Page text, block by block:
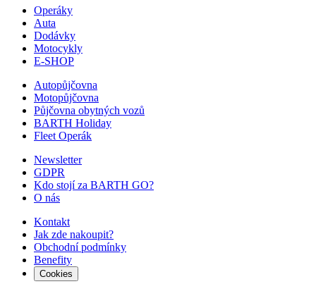
Operáky
Auta
Dodávky
Motocykly
E-SHOP
Autopůjčovna
Motopůjčovna
Půjčovna obytných vozů
BARTH Holiday
Fleet Operák
Newsletter
GDPR
Kdo stojí za BARTH GO?
O nás
Kontakt
Jak zde nakoupit?
Obchodní podmínky
Benefity
Cookies